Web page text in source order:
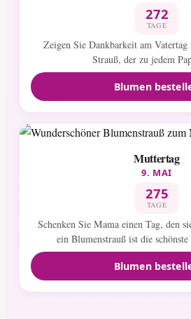
272
TAGE
Zeigen Sie Dankbarkeit am
Strauß, der zu jedem
Blumen
Muttertag
9. MAI
275
TAGE
Schenken Sie Mama einen Tag, den
ein Blumenstrauß ist die
Blumen